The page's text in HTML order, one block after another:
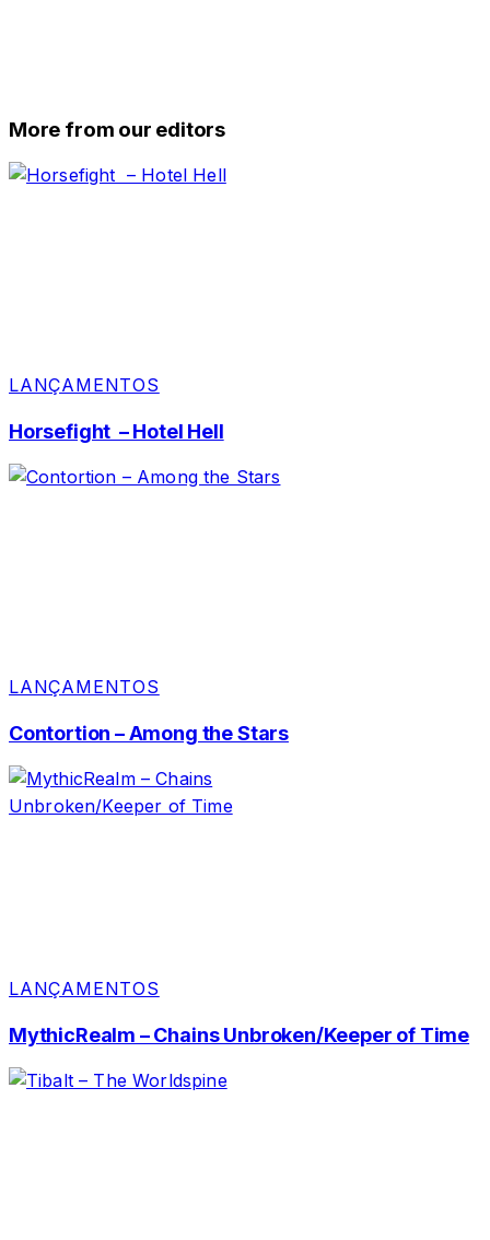
More from our editors
LANÇAMENTOS
Horsefight – Hotel Hell
LANÇAMENTOS
Contortion – Among the Stars
LANÇAMENTOS
MythicRealm – Chains Unbroken/Keeper of Time